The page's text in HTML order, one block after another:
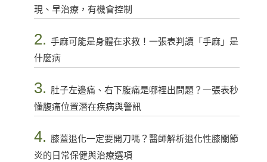
現、早治療，有機會控制
2. 手麻可能是身體在求救！一張表判讀「手麻」是
什麼病
3. 肚子左邊痛、右下腹痛是哪裡出問題？一張表秒
懂腹痛位置潛在疾病與警訊
4. 膝蓋退化一定要開刀嗎？醫師解析退化性膝關節
炎的日常保健與治療選項